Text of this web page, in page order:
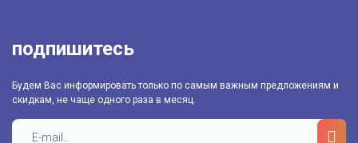
подпишитесь
Будем Вас информировать только по самым важным предложениям и
скидкам, не чаще одного раза в месяц.